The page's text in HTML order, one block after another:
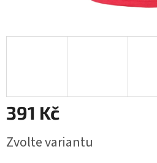
391 Kč
cena:
Zvolte variantu